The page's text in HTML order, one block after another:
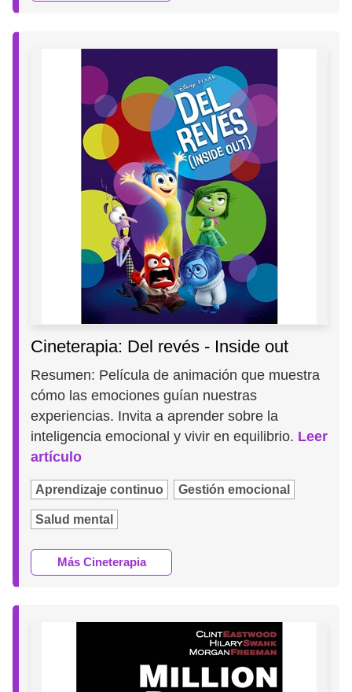
Cineterapia: Del revés - Inside out
Resumen: Película de animación que muestra
cómo las emociones guían nuestras
experiencias. Invita a aprender sobre la
inteligencia emocional y vivir en equilibrio. Leer
artículo
Aprendizaje continuo Gestión emocional
Salud mental
Más Cineterapia